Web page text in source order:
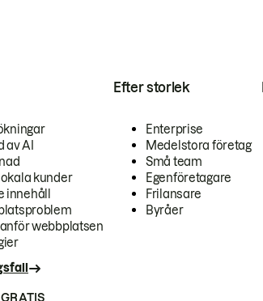
av AI
kunder
innehåll
webbplatsen
Efter storlek
Enterprise
Medelstora företag
Små team
Egenföretagare
Frilansare
Byråer